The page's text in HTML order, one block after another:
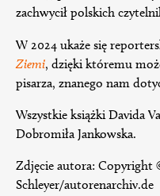
zachwycił polskich
W 2024 ukaże się
Ziemi, dzięki któremu
pisarza, znanego nam
Wszystkie książki Davida
Dobromiła Jankowska.
Zdjęcie autora: Copyright
Schleyer/autorenarchiv.de